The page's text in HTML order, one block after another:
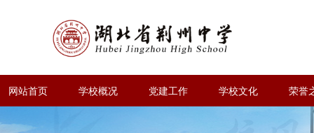
网站首页 学校概况 党建工作 学校文化 荣誉